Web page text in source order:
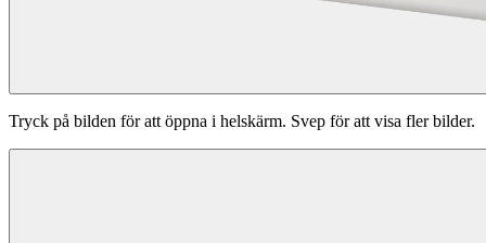
Tryck på bilden för att öppna i helskärm. Svep för att visa fler bilder.